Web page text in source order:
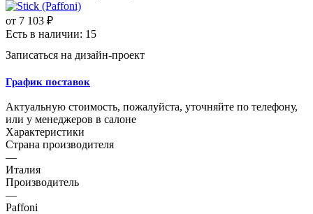
от 7 103 ₽
Есть в наличии: 15
Записаться на дизайн-проект
График поставок
Актуальную стоимость, пожалуйста, уточняйте по телефону,
или у менеджеров в салоне
Характеристики
Страна производителя
—
Италия
Производитель
—
Paffoni